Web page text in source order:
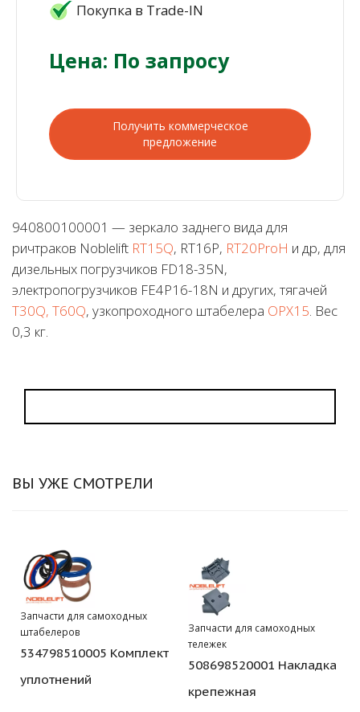
Покупка в Trade-IN
Цена: По запросу
Получить коммерческое
предложение
940800100001 — зеркало заднего вида для
ричтраков Noblelift RT15Q, RT16P, RT20ProH и др, для
дизельных погрузчиков FD18-35N,
электропогрузчиков FE4P16-18N и других, тягачей
T30Q, T60Q, узкопроходного штабелера OPX15. Вес
0,3 кг.
ВЫ УЖЕ СМОТРЕЛИ
Запчасти для самоходных
штабелеров
534798510005 Комплект
уплотнений
Запчасти для самоходных
тележек
508698520001 Накладка
крепежная